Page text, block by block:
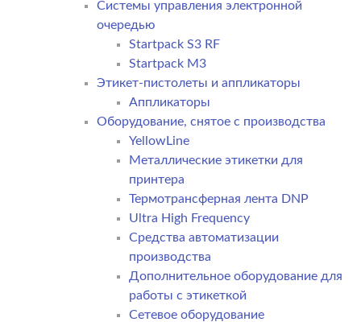
Системы управления электронной
очередью
Startpack S3 RF
Startpack M3
Этикет-пистолеты и аппликаторы
Аппликаторы
Оборудование, снятое с производства
YellowLine
Металлические этикетки для
принтера
Термотрансферная лента DNP
Ultra High Frequency
Средства автоматизации
производства
Дополнительное оборудование для
работы с этикеткой
Сетевое оборудование